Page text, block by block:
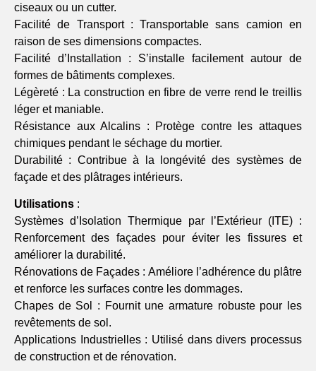
ciseaux ou un cutter.
Facilité de Transport : Transportable sans camion en
raison de ses dimensions compactes.
Facilité d’Installation : S’installe facilement autour de
formes de bâtiments complexes.
Légèreté : La construction en fibre de verre rend le treillis
léger et maniable.
Résistance aux Alcalins : Protège contre les attaques
chimiques pendant le séchage du mortier.
Durabilité : Contribue à la longévité des systèmes de
façade et des plâtrages intérieurs.
Utilisations :
Systèmes d’Isolation Thermique par l’Extérieur (ITE) :
Renforcement des façades pour éviter les fissures et
améliorer la durabilité.
Rénovations de Façades : Améliore l’adhérence du plâtre
et renforce les surfaces contre les dommages.
Chapes de Sol : Fournit une armature robuste pour les
revêtements de sol.
Applications Industrielles : Utilisé dans divers processus
de construction et de rénovation.